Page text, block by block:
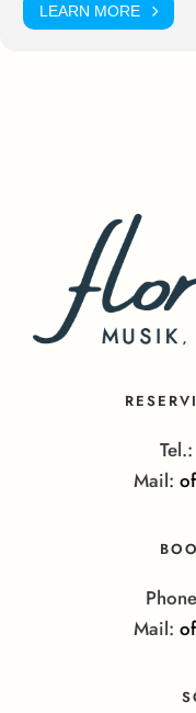
LEARN MORE
Tel.:
Mail:
Mail: